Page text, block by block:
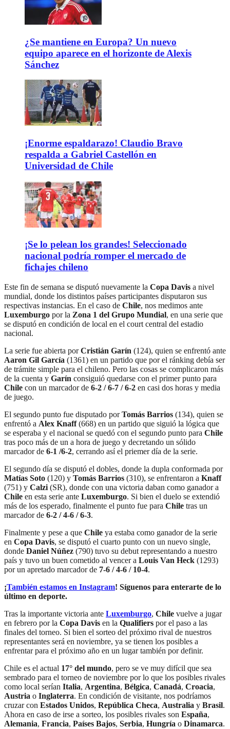
¿Se mantiene en Europa? Un nuevo
equipo aparece en el horizonte de Alexis
Sánchez
¡Enorme espaldarazo! Claudio Bravo
respalda a Gabriel Castellón en
Universidad de Chile
¡Se lo pelean los grandes! Seleccionado
nacional podría romper el mercado de
fichajes chileno
Este fin de semana se disputó nuevamente la Copa Davis a nivel
mundial, donde los distintos países participantes disputaron sus
respectivas instancias. En el caso de Chile, nos medimos ante
Luxemburgo por la Zona 1 del Grupo Mundial, en una serie que
se disputó en condición de local en el court central del estadio
nacional.
La serie fue abierta porCristián Garín (124), quien se enfrentó ante
Aaron Gil García (1361) en un partido que por el ránking debía ser
de trámite simple para el chileno. Pero las cosas se complicaron más
de la cuenta y Garín consiguió quedarse con el primer punto para
Chile con un marcador de 6-2 / 6-7 / 6-2 en casi dos horas y media
de juego.
El segundo punto fue disputado porTomás Barrios (134), quien se
enfrentó a Alex Knaff(668) en un partido que siguió la lógica que
se esperaba y el nacional se quedó con el segundo punto para Chile
tras poco más de un a hora de juego y decretando un sólido
marcador de 6-1 /6-2, cerrando así el priemer día de la serie.
El segundo día se disputó el dobles, donde la dupla conformada por
Matías Soto (120) y Tomás Barrios (310), se enfrentaron a Knaff
(751) y Calzi (SR), donde con una victoria daban como ganador a
Chile en esta serie ante Luxemburgo. Si bien el duelo se extendió
más de los esperado, finalmente el punto fue para Chile tras un
marcador de 6-2 / 4-6 / 6-3.
Finalmente y pese a que Chile ya estaba como ganador de la serie
en Copa Davis, se disputó el cuarto punto con un nuevo single,
donde Daniel Núñez (790) tuvo su debut representando a nuestro
país y tuvo un buen cometido al vencer a Louis Van Heck (1293)
por un apretado marcador de 7-6 / 4-6 / 10-4.
¡También estamos en Instagram! Síguenos para enterarte de lo
último en deporte.
Tras la importante victoria ante Luxemburgo, Chile vuelve a jugar
en febrero por la Copa Davis en la Qualifiers por el paso a las
finales del torneo. Si bien el sorteo del próximo rival de nuestros
representantes será en noviembre, ya se tienen los posibles a
enfrentar para el próximo año en un lugar también por definir.
Chile es el actual 17° del mundo, pero se ve muy difícil que sea
sembrado para el torneo de noviembre por lo que los posibles rivales
como local serían Italia, Argentina, Bélgica, Canadá, Croacia,
Austria o Inglaterra. En condición de visitante, nos podríamos
cruzar con Estados Unidos, República Checa, Australia y Brasil.
Ahora en caso de irse a sorteo, los posibles rivales son España,
Alemania, Francia, Países Bajos, Serbia, Hungría o Dinamarca.